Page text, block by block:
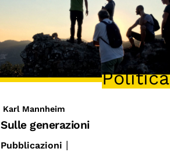
Politica
Karl Mannheim
Sulle generazioni
Pubblicazioni |